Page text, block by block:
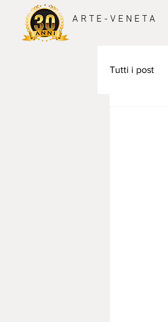
A R T E - V E N E T A
Tutti i post